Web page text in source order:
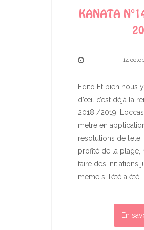
KANATA
14
Edito Et bien nous
d’œil c’est déjà la
2018 /2019.
metre en
resolutions de
profité de la plage,
faire des initiations
meme si l’été a été
En